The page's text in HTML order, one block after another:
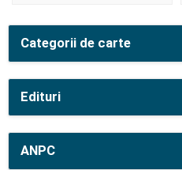
Categorii de carte
Edituri
ANPC